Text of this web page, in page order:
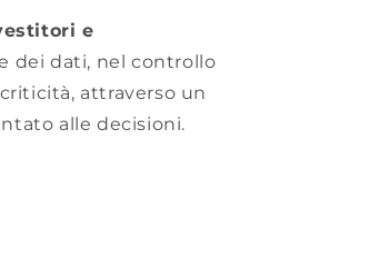
e
dei dati, nel controllo
attraverso un
alle decisioni.